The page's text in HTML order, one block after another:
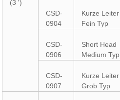
(3 ')
CSD-
0904
Kurze Leiter
Fein Typ
CSD-
0906
Short Head
Medium Typ
CSD-
0907
Kurze Leiter
Grob Typ